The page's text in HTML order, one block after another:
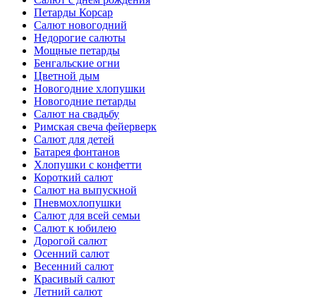
Петарды Корсар
Салют новогодний
Недорогие салюты
Мощные петарды
Бенгальские огни
Цветной дым
Новогодние хлопушки
Новогодние петарды
Салют на свадьбу
Римская свеча фейерверк
Салют для детей
Батарея фонтанов
Хлопушки с конфетти
Короткий салют
Салют на выпускной
Пневмохлопушки
Салют для всей семьи
Салют к юбилею
Дорогой салют
Осенний салют
Весенний салют
Красивый салют
Летний салют